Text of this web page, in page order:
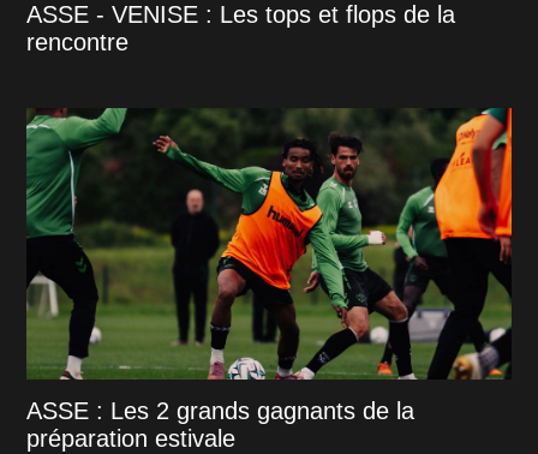
ASSE - VENISE : Les tops et flops de la
rencontre
ASSE : Les 2 grands gagnants de la
préparation estivale